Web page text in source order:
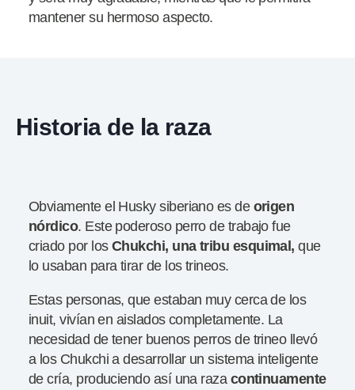
mantener su hermoso aspecto.
Historia de la raza
Obviamente el Husky siberiano es de origen
nórdico. Este poderoso perro de trabajo fue
criado por los Chukchi, una tribu esquimal, que
lo usaban para tirar de los trineos.
Estas personas, que estaban muy cerca de los
inuit, vivían en aislados completamente. La
necesidad de tener buenos perros de trineo llevó
a los Chukchi a desarrollar un sistema inteligente
de cría, produciendo así una razacontinuamente